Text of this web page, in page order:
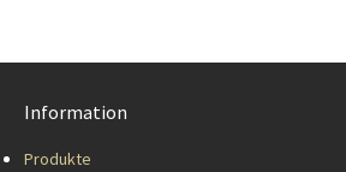
Information
Produkte